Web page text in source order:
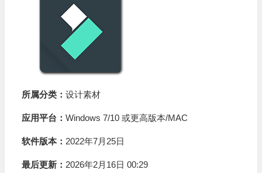
所属分类： 设计素材
应用平台： Windows 7/10 或更高版本/MAC
软件版本： 2022年7月25日
最后更新： 2026年2月16日 00:29